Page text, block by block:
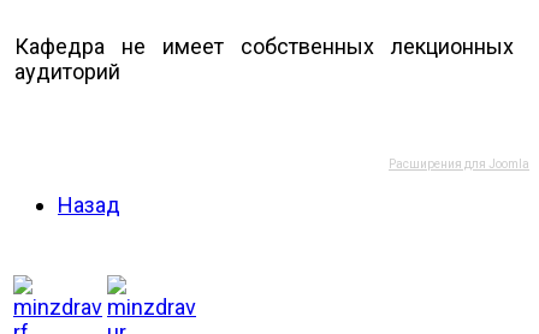
Кафедра не имеет собственных лекционных
аудиторий
Расширения для Joomla
Назад